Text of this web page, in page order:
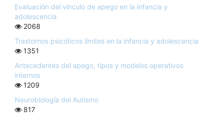
Evaluación del vínculo de apego en la infancia y
adolescencia
2068
Trastornos psicóticos límites en la infancia y adolescencia
1351
Antecedentes del apego, tipos y modelos operativos
internos
1209
Neurobiología del Autismo
817